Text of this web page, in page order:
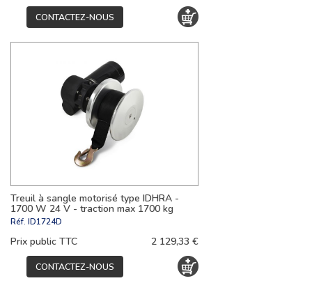
CONTACTEZ-NOUS
Treuil à sangle motorisé type IDHRA -
1700 W 24 V - traction max 1700 kg
Réf. ID1724D
Prix public TTC 2 129,33 €
CONTACTEZ-NOUS